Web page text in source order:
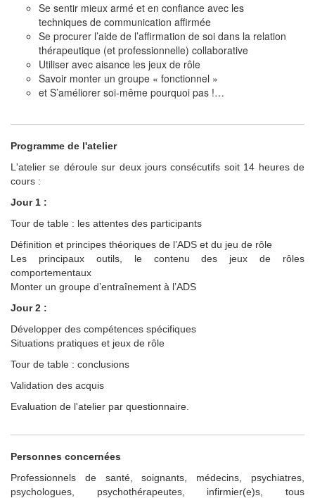
Se sentir mieux armé et en confiance avec les
techniques de communication affirmée
Se procurer l’aide de l’affirmation de soi dans la relation
thérapeutique (et professionnelle) collaborative
Utiliser avec aisance les jeux de rôle
Savoir monter un groupe « fonctionnel »
et S’améliorer soi-même pourquoi pas !…
Programme de l'atelier
L'atelier se déroule sur deux jours consécutifs soit 14 heures de
cours :
Jour 1 :
Tour de table : les attentes des participants
Définition et principes théoriques de l’ADS et du jeu de rôle
Les principaux outils, le contenu des jeux de rôles
comportementaux
Monter un groupe d’entraînement à l’ADS
Jour 2 :
Développer des compétences spécifiques
Situations pratiques et jeux de rôle
Tour de table : conclusions
Validation des acquis
Evaluation de l'atelier par questionnaire.
Personnes concernées
Professionnels de santé, soignants, médecins, psychiatres,
psychologues, psychothérapeutes, infirmier(e)s, tous